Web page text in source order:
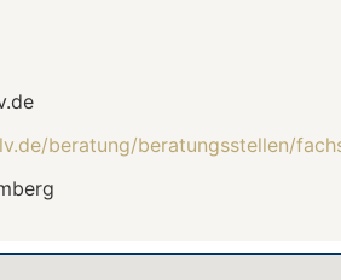
beratung/beratungsstellen/